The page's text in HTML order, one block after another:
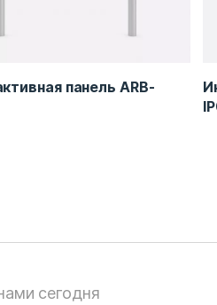
панель ARB-
сегодня